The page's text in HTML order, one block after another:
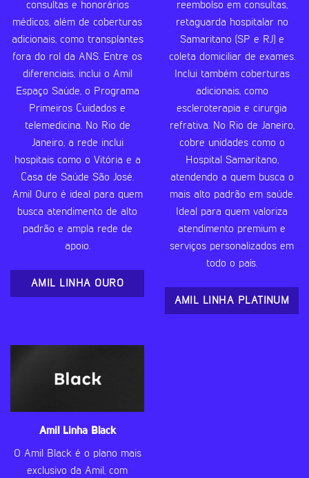
consultas e honorários
médicos, além de coberturas
adicionais, como transplantes
fora do rol da ANS. Entre os
diferenciais, inclui o Amil
Espaço Saúde, o Programa
Primeiros Cuidados e
telemedicina. No Rio de
Janeiro, a rede inclui
hospitais como o Vitória e a
Casa de Saúde São José.
Amil Ouro é ideal para quem
busca atendimento de alto
padrão e ampla rede de
apoio.
AMIL LINHA OURO
reembolso em consultas,
retaguarda hospitalar no
Samaritano (SP e RJ) e
coleta domiciliar de exames.
Inclui também coberturas
adicionais, como
escleroterapia e cirurgia
refrativa. No Rio de Janeiro,
cobre unidades como o
Hospital Samaritano,
atendendo a quem busca o
mais alto padrão em saúde.
Ideal para quem valoriza
atendimento premium e
serviços personalizados em
todo o país.
AMIL LINHA PLATINUM
Amil Linha Black
O Amil Black é o plano mais
exclusivo da Amil, com